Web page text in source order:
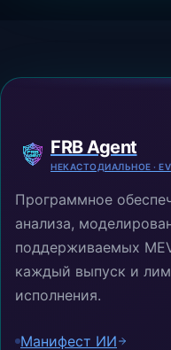
FRB Agent
НЕКАСТОДИАЛЬНОЕ ·
Программное
анализа,
поддерживаемых
каждый выпуск и
исполнения.
Манифест ИИ